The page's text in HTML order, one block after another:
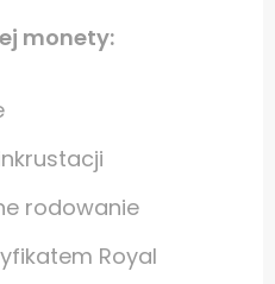
monety:
rodowanie
Royal